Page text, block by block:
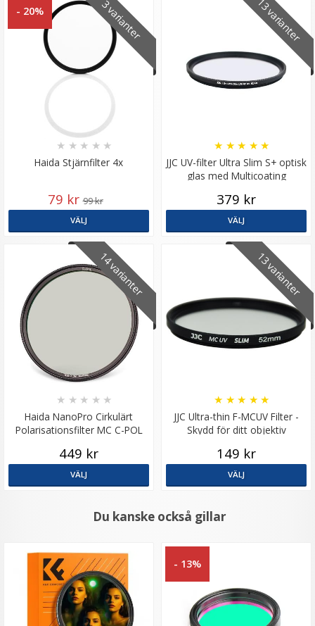
3 varianter
- 20%
Haida Stjärnfilter 4x
★ ★ ★ ★ ★
79 kr 99 kr
VÄLJ
13 varianter
JJC UV-filter Ultra Slim S+ optisk
glas med Multicoating
★ ★ ★ ★ ★
379 kr
VÄLJ
14 varianter
Haida NanoPro Cirkulärt
Polarisationsfilter MC C-POL
★ ★ ★ ★ ★
449 kr
VÄLJ
13 varianter
JJC Ultra-thin F-MCUV Filter -
Skydd för ditt objektiv
★ ★ ★ ★ ★
149 kr
VÄLJ
Du kanske också gillar
- 13%